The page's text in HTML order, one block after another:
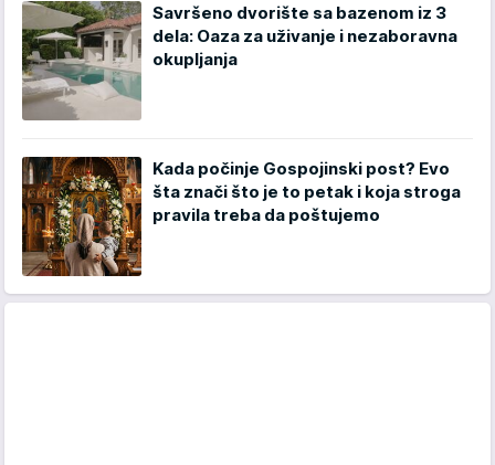
Savršeno dvorište sa bazenom iz 3
dela: Oaza za uživanje i nezaboravna
okupljanja
Kada počinje Gospojinski post? Evo
šta znači što je to petak i koja stroga
pravila treba da poštujemo